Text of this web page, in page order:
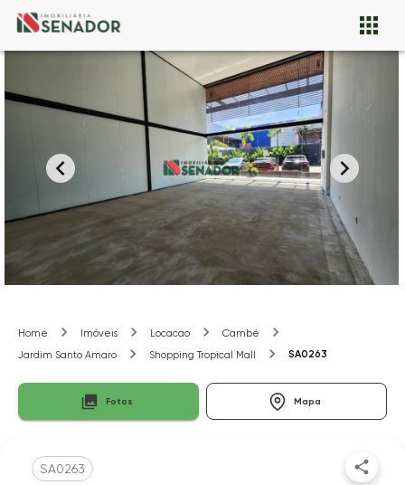
Home Imóveis Locacao
Cambé
Jardim Santo Amaro
Shopping Tropical Mall SA0263
Fotos Mapa
SA0263